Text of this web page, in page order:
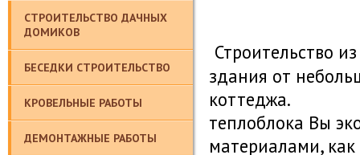
СТРОИТЕЛЬСТВО ДАЧНЫХ
ДОМИКОВ
БЕСЕДКИ СТРОИТЕЛЬСТВО
КРОВЕЛЬНЫЕ РАБОТЫ
ДЕМОНТАЖНЫЕ РАБОТЫ
Строительство
здания от
коттеджа.
теплоблока Вы
материалами, как